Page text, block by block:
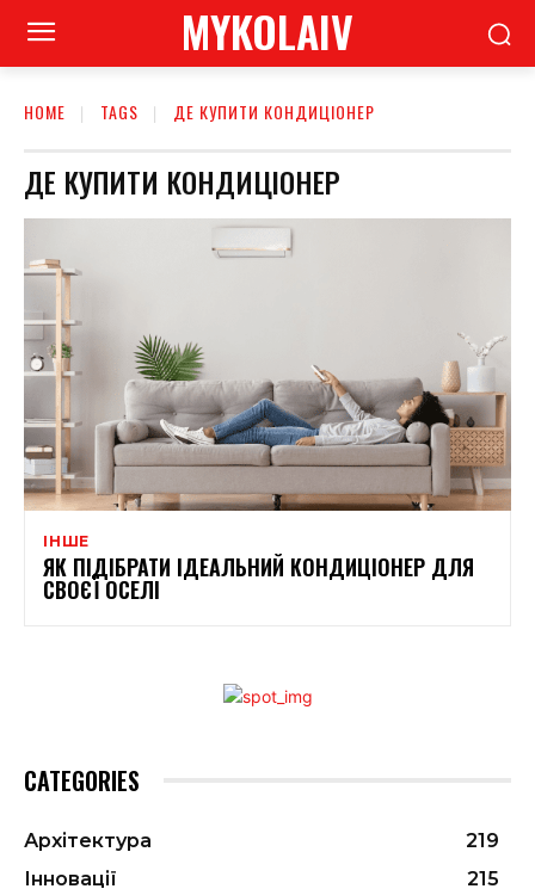
MYKOLAIV
HOME TAGS ДЕ КУПИТИ КОНДИЦІОНЕР
ДЕ КУПИТИ КОНДИЦІОНЕР
ІНШЕ
ЯК ПІДІБРАТИ ІДЕАЛЬНИЙ КОНДИЦІОНЕР ДЛЯ
СВОЄЇ ОСЕЛІ
CATEGORIES
Архітектура
219
Інновації
215